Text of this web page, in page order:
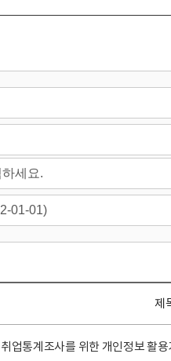
제
업통계조사를 위한 개인정보 활